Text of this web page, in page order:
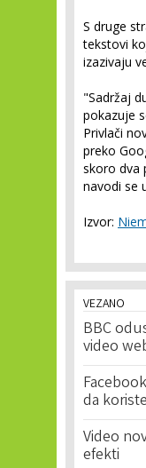
S druge
tekstovi
izazivaju
"Sadržaj
pokazuje
Privlači
preko
skoro dva
navodi se
Izvor:
VEZANO
BBC
video
da
Video
efekti